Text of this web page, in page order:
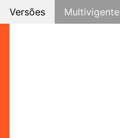
Versões Multivigente